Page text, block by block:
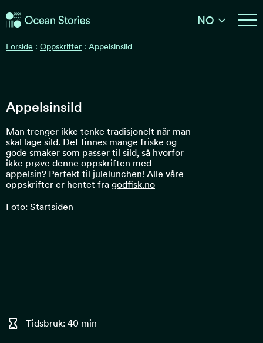
Ocean Stories
NO
Forside : Oppskrifter : Appelsinsild
Appelsinsild
Man trenger ikke tenke tradisjonelt når man
skal lage sild. Det finnes mange friske og
gode smaker som passer til sild, så hvorfor
ikke prøve denne oppskriften med
appelsin? Perfekt til julelunchen! Alle våre
oppskrifter er hentet fra godfisk.no
Foto: Startsiden
Tidsbruk: 40 min